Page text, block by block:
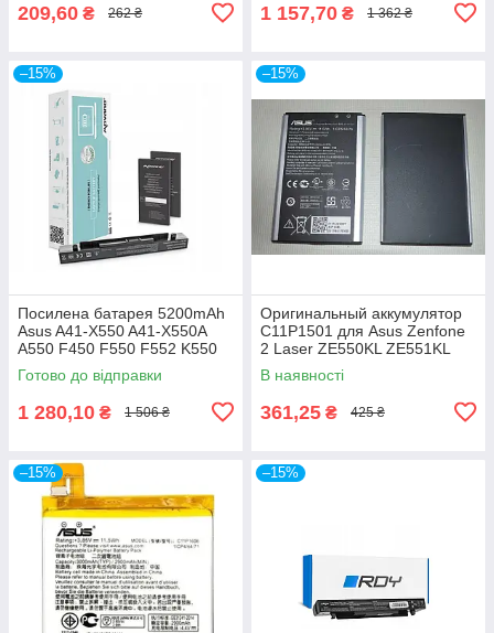
209,60 ₴ 262 ₴ 1 157,70 ₴ 1 362 ₴
–15%
Посилена батарея 5200mAh
Asus A41-X550 A41-X550A
A550 F450 F550 F552 K550
P450 P550 R409 R510 X450
X550CA
Готово до відправки
1 280,10 ₴ 1 506 ₴
–15%
Оригинальный аккумулятор
C11P1501 для Asus Zenfone
2 Laser ZE550KL ZE551KL
ZE601KL | Zenfone Selfie
ZD551KL
В наявності
361,25 ₴ 425 ₴
–15% –15%